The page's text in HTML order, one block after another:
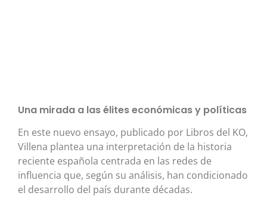
Una mirada a las élites económicas y políticas
En este nuevo ensayo, publicado por Libros del KO,
Villena plantea una interpretación de la historia
reciente española centrada en las redes de
influencia que, según su análisis, han condicionado
el desarrollo del país durante décadas.